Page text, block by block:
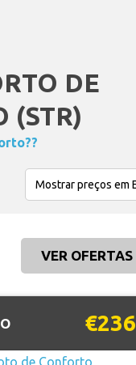
DE
(STR)
VER OFERTAS
€236